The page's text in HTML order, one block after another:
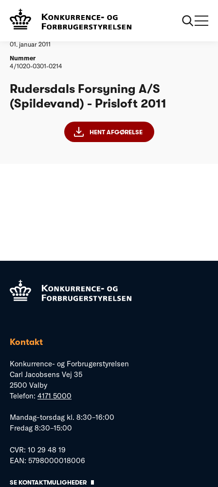
Vandtilsyn
01. januar 2011
Nummer
4/1020-0301-0214
Rudersdals Forsyning A/S
(Spildevand) - Prisloft 2011
HENT AFGØRELSE
Kontakt
Konkurrence- og Forbrugerstyrelsen
Carl Jacobsens Vej 35
2500 Valby
Telefon: 4171 5000
Mandag–torsdag kl. 8:30–16:00
Fredag 8:30–15:00
CVR: 10 29 48 19
EAN: 5798000018006
SE KONTAKTMULIGHEDER